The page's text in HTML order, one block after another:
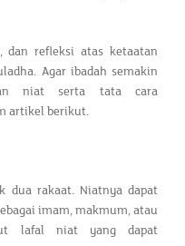
dan refleksi atas ketaatan
Agar ibadah semakin
niat serta tata cara
artikel berikut.
dua rakaat. Niatnya dapat
imam, makmum, atau
lafal niat yang dapat